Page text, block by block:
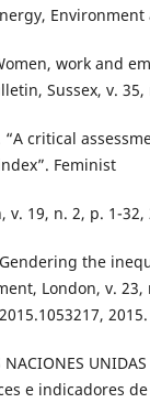
Environment
work and
Sussex, v.
“A critical
Feminist
v. 19, n. 2, p. 1-32,
the
London, v. 23,
2015.
NACIONES UNIDAS
e indicadores